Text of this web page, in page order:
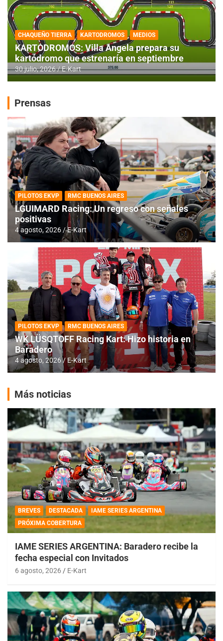
CHAQUEÑO TIERRA KARTODROMOS MEDIOS
KARTODROMOS: Villa Angela prepara su
kartódromo que estrenaría en septiembre
30 julio, 2026 E-Kart
Prensas
PILOTOS EKVP RMC BUENOS AIRES
LGUIMARD Racing: Un regreso con señales
positivas
4 agosto, 2026 E-Kart
PILOTOS EKVP RMC BUENOS AIRES
WK LÜSQTOFF Racing Kart: Hizo historia en
Baradero
4 agosto, 2026 E-Kart
Más noticias
BREVES DESTACADA
IAME SERIES ARGENTINA
PRÓXIMA COBERTURA
IAME SERIES ARGENTINA: Baradero recibe la
fecha especial con Invitados
6 agosto, 2026 E-Kart